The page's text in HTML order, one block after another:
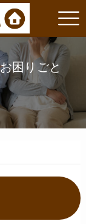
困りごと